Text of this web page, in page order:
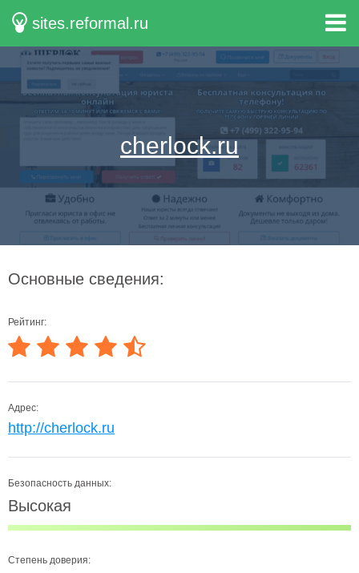
sites.reformal.ru
cherlock.ru
Основные сведения:
Рейтинг:
Адрес:
http://cherlock.ru
Безопасность данных:
Высокая
Степень доверия: